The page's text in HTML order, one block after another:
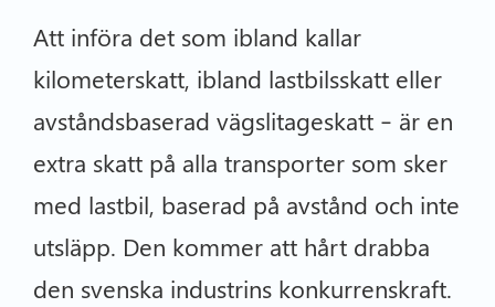
Att införa det som ibland kallar
kilometerskatt, ibland lastbilsskatt eller
avståndsbaserad vägslitageskatt – är en
extra skatt på alla transporter som sker
med lastbil, baserad på avstånd och inte
utsläpp. Den kommer att hårt drabba
den svenska industrins konkurrenskraft.